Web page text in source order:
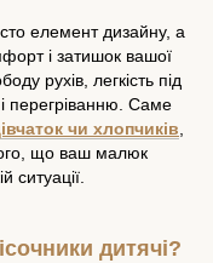
елемент дизайну, а
і затишок вашої
рухів, легкість під
перегріванню. Саме
чи хлопчиків
що ваш малюк
ситуації.
дитячі?